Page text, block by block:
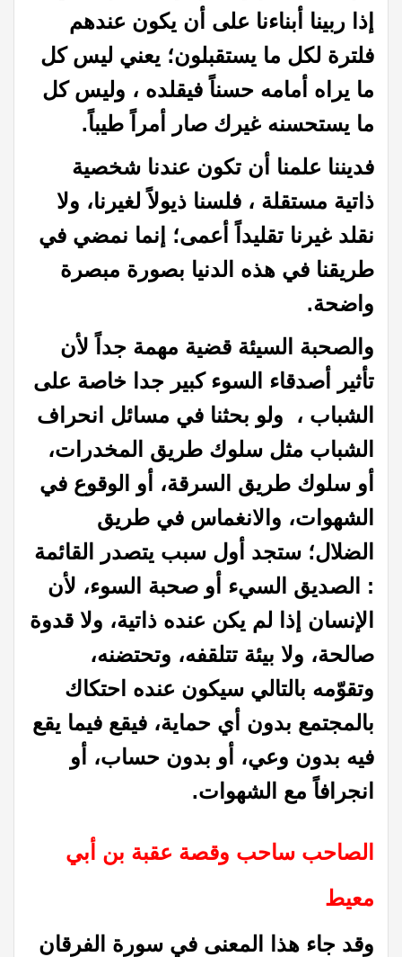
إذا ربينا أبناءنا على أن يكون عندهم
فلترة لكل ما يستقبلون؛ يعني ليس كل
ما يراه أمامه حسناً فيقلده ، وليس كل
ما يستحسنه غيرك صار أمراً طيباً.
فديننا علمنا أن تكون عندنا شخصية
ذاتية مستقلة ، فلسنا ذيولاً لغيرنا، ولا
نقلد غيرنا تقليداً أعمى؛ إنما نمضي في
طريقنا في هذه الدنيا بصورة مبصرة
واضحة.
والصحبة السيئة قضية مهمة جداً لأن
تأثير أصدقاء السوء كبير جدا خاصة على
الشباب ،
ولو بحثنا في مسائل انحراف
الشباب مثل سلوك طريق المخدرات،
أو سلوك طريق السرقة، أو الوقوع في
الشهوات، والانغماس في طريق
الضلال؛ ستجد أول سبب يتصدر القائمة
: الصديق السيء أو صحبة السوء، لأن
الإنسان إذا لم يكن عنده ذاتية، ولا قدوة
صالحة، ولا بيئة تتلقفه، وتحتضنه،
وتقوّمه بالتالي سيكون عنده احتكاك
بالمجتمع بدون أي حماية، فيقع فيما يقع
فيه بدون وعي، أو بدون حساب، أو
انجرافاً مع الشهوات.
الصاحب ساحب وقصة عقبة بن أبي
معيط
وقد جاء هذا المعنى في سورة الفرقان